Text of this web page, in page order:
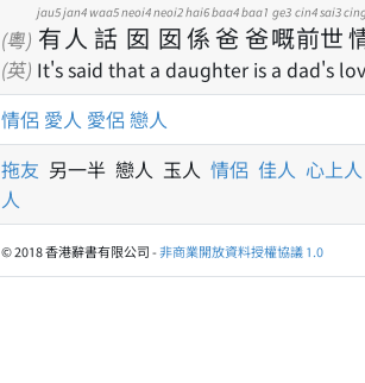
(粵) 有
jau5
人
jan4
話
waa5
囡
neoi4
囡
neoi2
係
hai6
爸
baa4
爸
baa1
嘅
ge3
前
cin4
世
sai3
(英) It's said that a daughter is a dad's
情侶 愛人 愛侶 戀人
拖友 另一半 戀人 玉人 情侶 佳人 心上人
人
© 2018 香港辭書有限公司 -非商業開放資料授權協議 1.0